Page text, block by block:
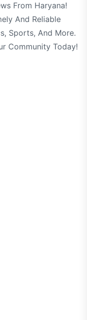
From Haryana!
And Reliable
Sports, And More.
Community Today!